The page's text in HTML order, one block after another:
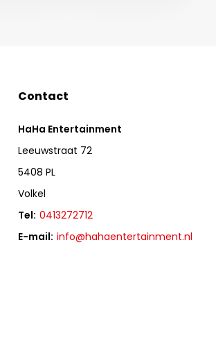
Contact
HaHa Entertainment
Leeuwstraat 72
5408 PL
Volkel
Tel: 0413272712
E-mail: info@hahaentertainment.nl